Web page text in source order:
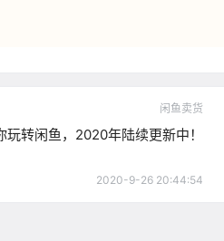
闲鱼卖货
玩转闲鱼，2020年陆续更新中！
2020-9-26 20:44:54